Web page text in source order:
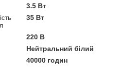
3.5 Вт
35 Вт
220 В
Нейтральний білий
40000 годин